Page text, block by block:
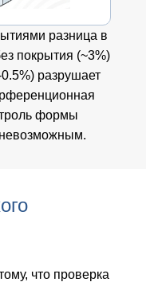
разница в
покрытия (~3%)
разрушает
формы
невозможным.
что проверка